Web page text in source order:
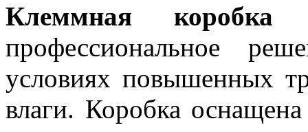
Клеммная
профессиональное
условиях повышенных
влаги. Коробка